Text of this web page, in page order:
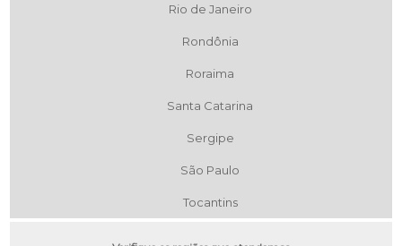
Rio de Janeiro
Rondônia
Roraima
Santa Catarina
Sergipe
São Paulo
Tocantins